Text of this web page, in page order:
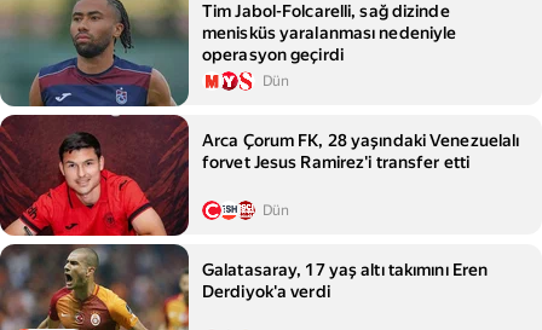
Tim Jabol-Folcarelli, sağ dizinde
menisküs yaralanması nedeniyle
operasyon geçirdi
Dün
Arca Çorum FK, 28 yaşındaki Venezuelalı
forvet Jesus Ramirez'i transfer etti
Dün
Galatasaray, 17 yaş altı takımını Eren
Derdiyok'a verdi